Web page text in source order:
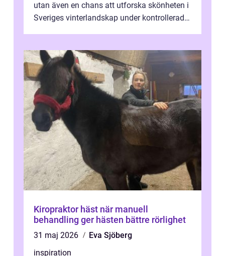
utan även en chans att utforska skönheten i
Sveriges vinterlandskap under kontrollerade
Kiropraktor häst när manuell
behandling ger hästen bättre rörlighet
31 maj 2026
Eva Sjöberg
inspiration